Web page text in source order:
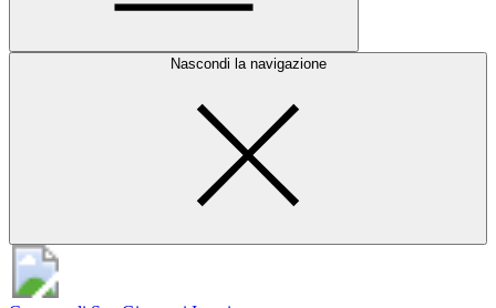
Nascondi la navigazione